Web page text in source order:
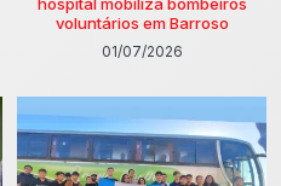
voluntários em Barroso
01/07/2026